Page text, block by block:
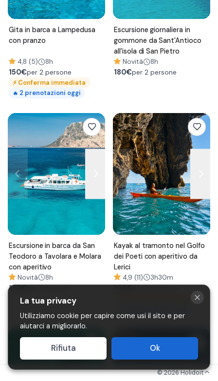
Gita in barca a Lampedusa
con pranzo
4,8 (5) 8h
150€per 2 persone
⚡Conferma immediata
🔥 2 prenotazioni oggi
Escursione giornaliera in
gommone da Sant'Antioco
all'isola di San Pietro
Novità 8h
180€per 2 persone
Escursione in barca da San
Teodoro a Tavolara e Molara
con aperitivo
Novità 8h
170€
Kayak al tramonto nel Golfo
dei Poeti con aperitivo da
Lerici
4,9 (11) 3h30m
106€
©2026Holidoit
La tua privacy
Utilizziamo cookie per capire come usi il sito e per
aiutarci a migliorarlo.
Rifiuta Ok